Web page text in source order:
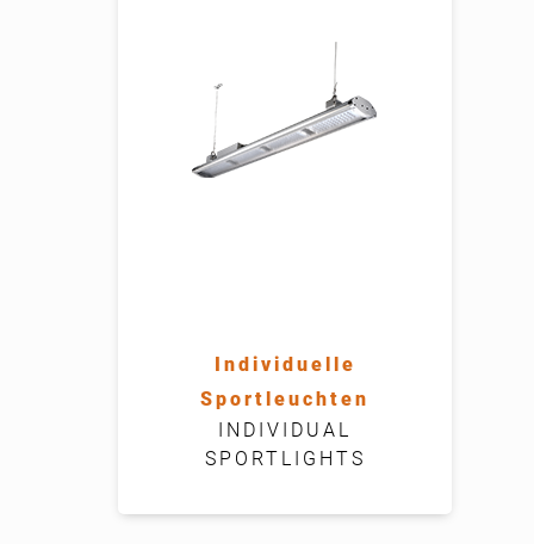
Individuelle
Sportleuchten
INDIVIDUAL
SPORTLIGHTS
Farbtemperatur